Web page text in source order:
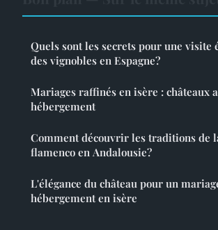
Quels sont les secrets pour une visite
des vignobles en Espagne?
Mariages raffinés en isère : châteaux
hébergement
Comment découvrir les traditions de
flamenco en Andalousie?
L'élégance du château pour un
hébergement en isère